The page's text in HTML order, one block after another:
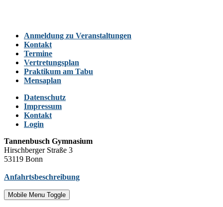
Anmeldung zu Veranstaltungen
Kontakt
Termine
Vertretungsplan
Praktikum am Tabu
Mensaplan
Datenschutz
Impressum
Kontakt
Login
Tannenbusch Gymnasium
Hirschberger Straße 3
53119 Bonn
Anfahrtsbeschreibung
Mobile Menu Toggle